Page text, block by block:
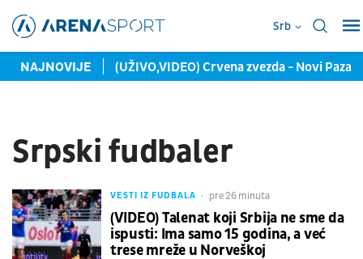
Srb
NAJNOVIJE (UŽIVO,VIDEO) Crvena zvezda - Novi Pazar
Srpski fudbaler
VESTI IZ FUDBALA pre 26 minuta
(VIDEO) Talenat koji Srbija ne sme da
ispusti: Ima samo 15 godina, a već
trese mreže u Norveškoj